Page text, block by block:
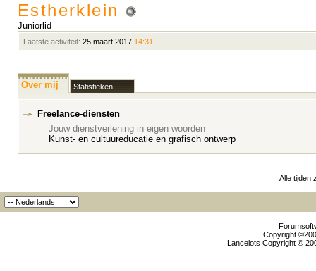
Estherklein
Juniorlid
Laatste activiteit: 25 maart 2017 14:31
Over mij Statistieken
Freelance-diensten
Jouw dienstverlening in eigen woorden
Kunst- en cultuureducatie en grafisch ontwerp
Alle tijden
Copyright
Lancelots Copyright ©